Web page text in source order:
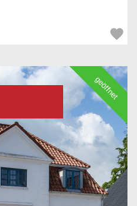
geöffnet